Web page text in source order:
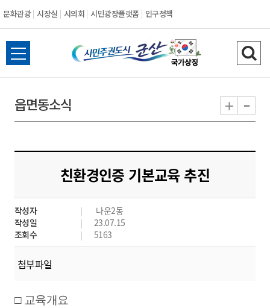
문화관광 시장실 시의회 시민광장플랫폼 인구정책
시
민
도
시
군
산
전
체
뉴
열
검
색
기
읍면동소식 + -
친환경인증 기본교육 추진
작성자
나운2동
작성일
23.07.15
조회수
5163
첨부파일
□ 교육개요